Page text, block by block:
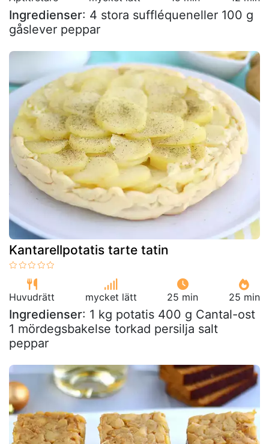
Ingredienser: 4 stora suffléqueneller 100 g
gåslever peppar
Kantarellpotatis tarte tatin
Huvudrätt mycket lätt 25 min 25 min
Ingredienser: 1 kg potatis 400 g Cantal-ost
1 mördegsbakelse torkad persilja salt
peppar